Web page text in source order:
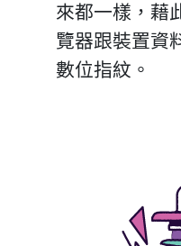
來都一樣，藉
覽器跟裝置資
數位指紋。